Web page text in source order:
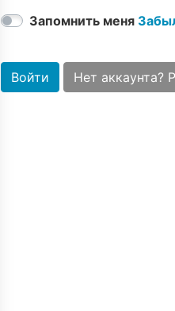
Запомнить меня
Войти Нет аккаунта?